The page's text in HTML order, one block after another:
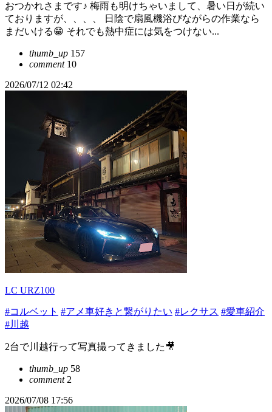
おつかれさまです♪ 梅雨も明けちゃいまして、暑い日が続い
ておりますが、、、、 日陰で扇風機浴びながらの作業なら
まだいける😁 それでも熱中症には気をつけない...
thumb_up 157
comment10
2026/07/12 02:42
LC URZ100
#コルベット #アメ車好きと繋がりたい #レクサス #愛車紹介
#川越
2台で川越行って写真撮ってきました🎥
thumb_up 58
comment2
2026/07/08 17:56